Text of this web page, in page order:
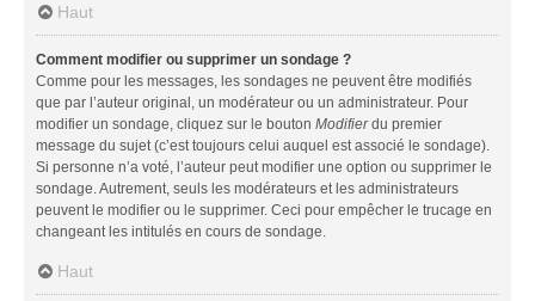
Haut
Comment modifier ou supprimer un sondage ?
Comme pour les messages, les sondages ne peuvent être modifiés
que par l’auteur original, un modérateur ou un administrateur. Pour
modifier un sondage, cliquez sur le bouton Modifierdu premier
message du sujet (c’est toujours celui auquel est associé le sondage).
Si personne n’a voté, l’auteur peut modifier une option ou supprimer le
sondage. Autrement, seuls les modérateurs et les administrateurs
peuvent le modifier ou le supprimer. Ceci pour empêcher le trucage en
changeant les intitulés en cours de sondage.
Haut